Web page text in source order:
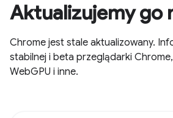
Aktualizujemy go
Chrome jest stale aktualizowany.
stabilnej i beta przeglądarki
WebGPU i inne.